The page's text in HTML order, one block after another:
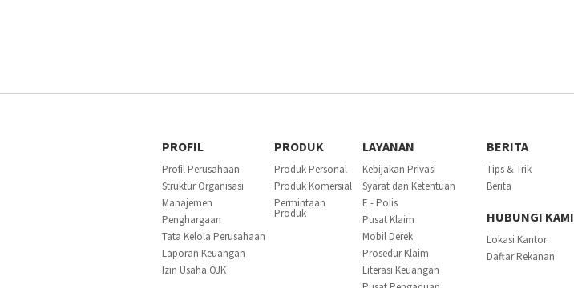
PROFIL
Profil Perusahaan
Struktur Organisasi
Manajemen
Penghargaan
Tata Kelola Perusahaan
Laporan Keuangan
Izin Usaha OJK
PRODUK
Produk Personal
Produk Komersial
Permintaan
Produk
LAYANAN
Kebijakan Privasi
Syarat dan Ketentuan
E - Polis
Pusat Klaim
Mobil Derek
Prosedur Klaim
Literasi Keuangan
BERITA
Tips & Trik
Berita
HUBUNGI KAMI
Lokasi Kantor
Daftar Rekanan